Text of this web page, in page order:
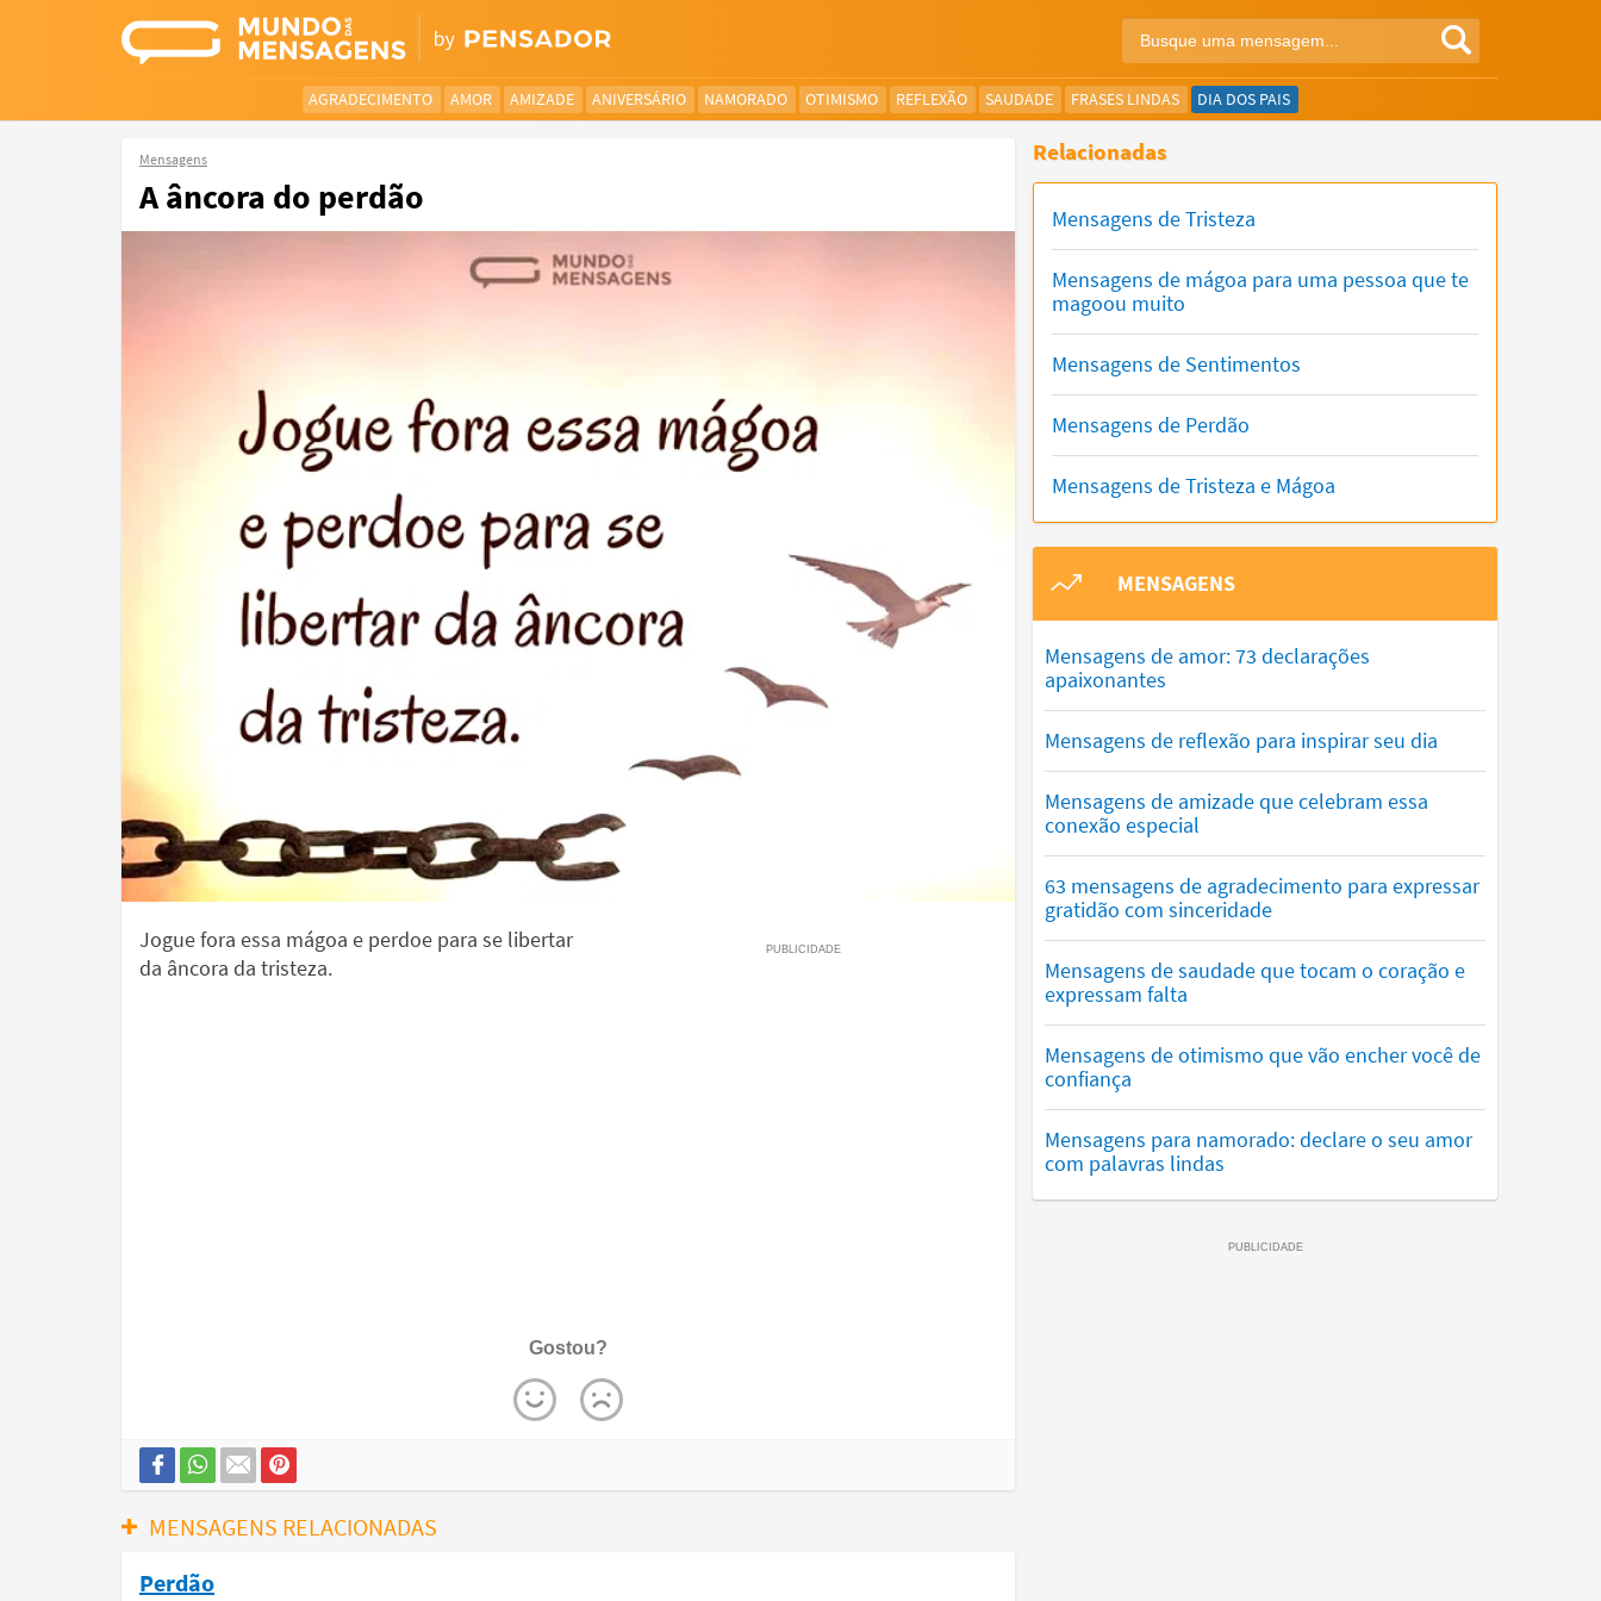
AGRADECIMENTO AMOR AMIZADE ANIVERSÁRIO NAMORADO OTIMISMO REFLEXÃO SAUDADE FRASES LINDAS DIA DOS PAIS
Mensagens
A âncora do perdão
Jogue fora essa mágoa e perdoe para se libertar
da âncora da tristeza.
Gostou?
MENSAGENS RELACIONADAS
Perdão
Relacionadas
Mensagens de Tristeza
Mensagens de mágoa para uma pessoa que te
magoou muito
Mensagens de Sentimentos
Mensagens de Perdão
Mensagens de Tristeza e Mágoa
MENSAGENS
Mensagens de amor: 73 declarações
apaixonantes
Mensagens de reflexão para inspirar seu dia
Mensagens de amizade que celebram essa
conexão especial
63 mensagens de agradecimento para expressar
gratidão com sinceridade
Mensagens de saudade que tocam o coração e
expressam falta
Mensagens de otimismo que vão encher você de
confiança
Mensagens para namorado: declare o seu amor
com palavras lindas